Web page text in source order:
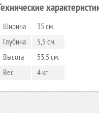
Ширина
35 см.
Глубина
5,5 см.
Высота
53,5 см.
Вес
4 кг.